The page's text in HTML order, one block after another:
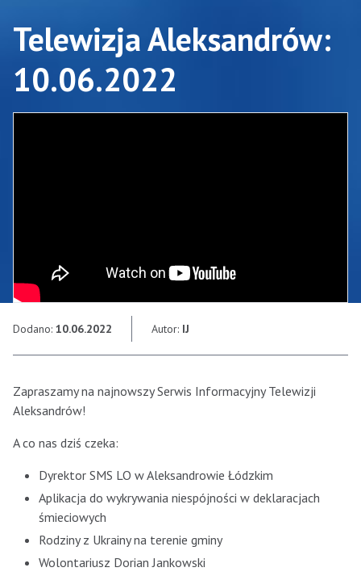
Telewizja Aleksandrów:
10.06.2022
Dodano: 10.06.2022 Autor: IJ
Zapraszamy na najnowszy Serwis Informacyjny Telewizji
Aleksandrów!
A co nas dziś czeka:
Dyrektor SMS LO w Aleksandrowie Łódzkim
Aplikacja do wykrywania niespójności w deklaracjach
śmieciowych
Rodziny z Ukrainy na terenie gminy
Wolontariusz Dorian Jankowski